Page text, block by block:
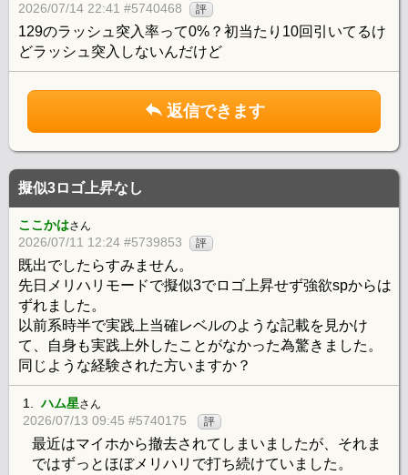
2026/07/14 22:41 #5740468 評
129のラッシュ突入率って0%？初当たり10回引いてるけ
どラッシュ突入しないんだけど
返信できます
擬似3ロゴ上昇なし
ここかはさん
2026/07/11 12:24 #5739853 評
既出でしたらすみません。
先日メリハリモードで擬似3でロゴ上昇せず強欲spからは
ずれました。
以前系時半で実践上当確レベルのような記載を見かけ
て、自身も実践上外したことがなかった為驚きました。
同じような経験された方いますか？
1.ハム星さん
2026/07/13 09:45 #5740175 評
最近はマイホから撤去されてしまいましたが、それま
ではずっとほぼメリハリで打ち続けていました。